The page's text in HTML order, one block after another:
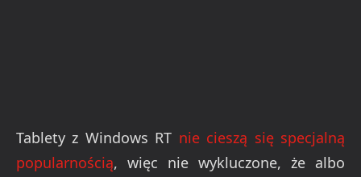
Tablety z Windows RT nie cieszą się specjalną
popularnością, więc nie wykluczone, że albo